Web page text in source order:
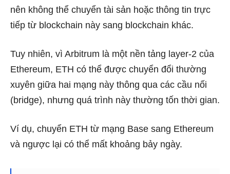
nên không thể chuyển tài sản hoặc thông tin trực
tiếp từ blockchain này sang blockchain khác.
Tuy nhiên, vì Arbitrum là một nền tảng layer-2 của
Ethereum, ETH có thể được chuyển đổi thường
xuyên giữa hai mạng này thông qua các cầu nối
(bridge), nhưng quá trình này thường tốn thời gian.
Ví dụ, chuyển ETH từ mạng Base sang Ethereum
và ngược lại có thể mất khoảng bảy ngày.